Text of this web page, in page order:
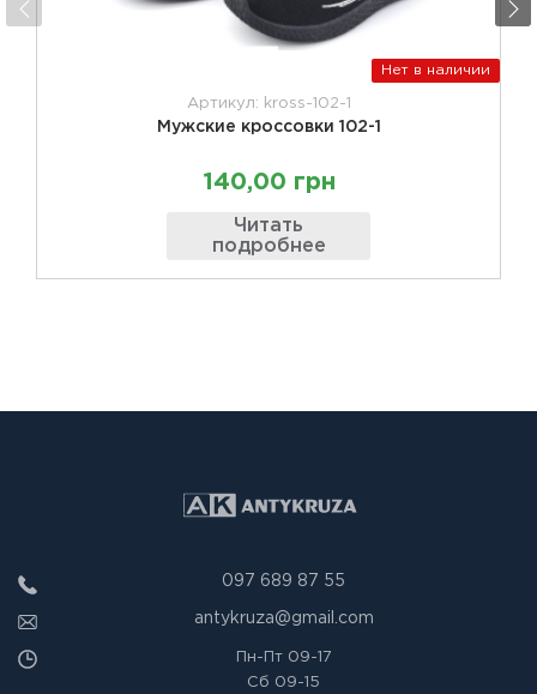
Нет в наличии
Артикул: kross-102-1
Мужские кроссовки 102-1
140,00 грн
Читать
подробнее
097 689 87 55
antykruza@gmail.com
Пн-Пт09-17
Сб 09-15